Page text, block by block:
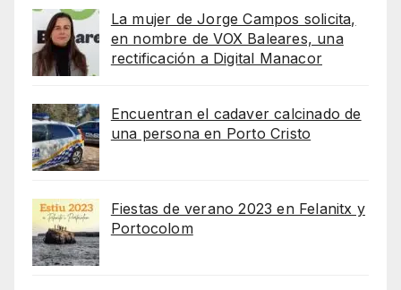
La mujer de Jorge Campos solicita,
en nombre de VOX Baleares, una
rectificación a Digital Manacor
Encuentran el cadaver calcinado de
una persona en Porto Cristo
Fiestas de verano 2023 en Felanitx y
Portocolom